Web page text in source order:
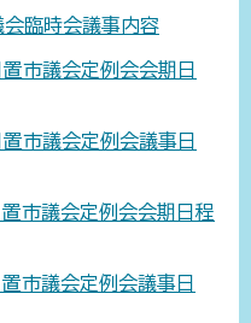
臨時会議事内容
市議会定例会会期日
市議会定例会議事日
市議会定例会会期日程
市議会定例会議事日